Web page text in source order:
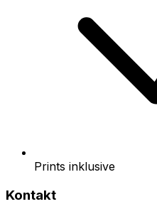
Prints inklusive
Kontakt